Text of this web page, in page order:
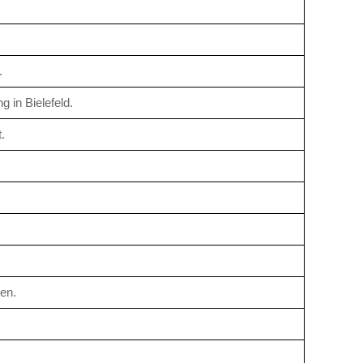
in Bielefeld.